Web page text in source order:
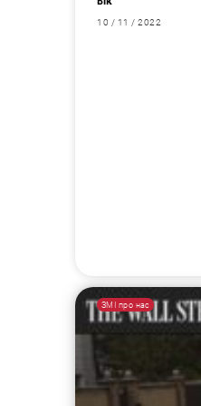
10 / 11 / 2022
ЗМІ про нас